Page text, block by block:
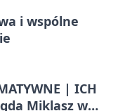
i wspólne
| ICH
Miklasz w